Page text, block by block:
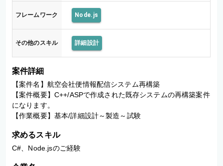
フレームワーク Node.js
その他のスキル 詳細設計
案件詳細
【案件名】航空会社便情報配信システム再構築
【案件概要】C++/ASPで作成された既存システムの再構築案件
になります。
【作業概要】基本/詳細設計～製造～試験
求めるスキル
C#、Node.jsのご経験